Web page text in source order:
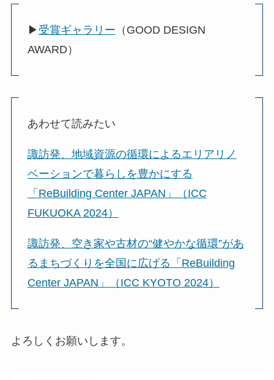
▶ 受賞ギャラリー （GOOD DESIGN
AWARD）
あわせて読みたい
諏訪発、地域資源の循環によるエリアリノ
ベーションで暮らしを豊かにする
「ReBuilding Center JAPAN」（ICC
FUKUOKA 2024）
諏訪発、空き家や古材の“健やかな循環”があ
るまちづくりを全国に広げる「ReBuilding
Center JAPAN」（ICC KYOTO 2024）
よろしくお願いします。